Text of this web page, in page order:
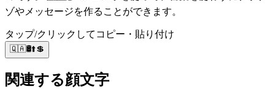
ゾやメッセージを作ることができます。
タップ/クリックしてコピー・貼り付け
🇶🇦🛢️⬆️💲
関連する顔文字